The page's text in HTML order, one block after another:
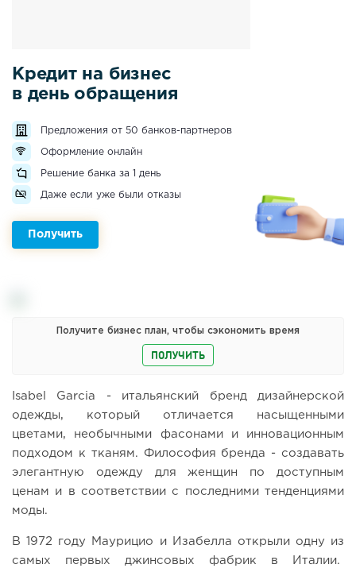
Кредит на бизнес
в день обращения
Предложения от 50 банков-партнеров
Оформление онлайн
Решение банка за 1 день
Даже если уже были отказы
Получить
Получите бизнес план, чтобы сэкономить время
ПОЛУЧИТЬ
Isabel Garcia - итальянский бренд дизайнерской
одежды, который отличается насыщенными
цветами, необычными фасонами и инновационным
подходом к тканям. Философия бренда - создавать
элегантную одежду для женщин по доступным
ценам и в соответствии с последними тенденциями
моды.
В 1972 году Маурицио и Изабелла открыли одну из
самых первых джинсовых фабрик в Италии.